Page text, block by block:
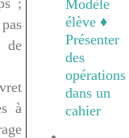
à
Modèle
élève ♦
Présenter
des
opérations
dans un
cahier